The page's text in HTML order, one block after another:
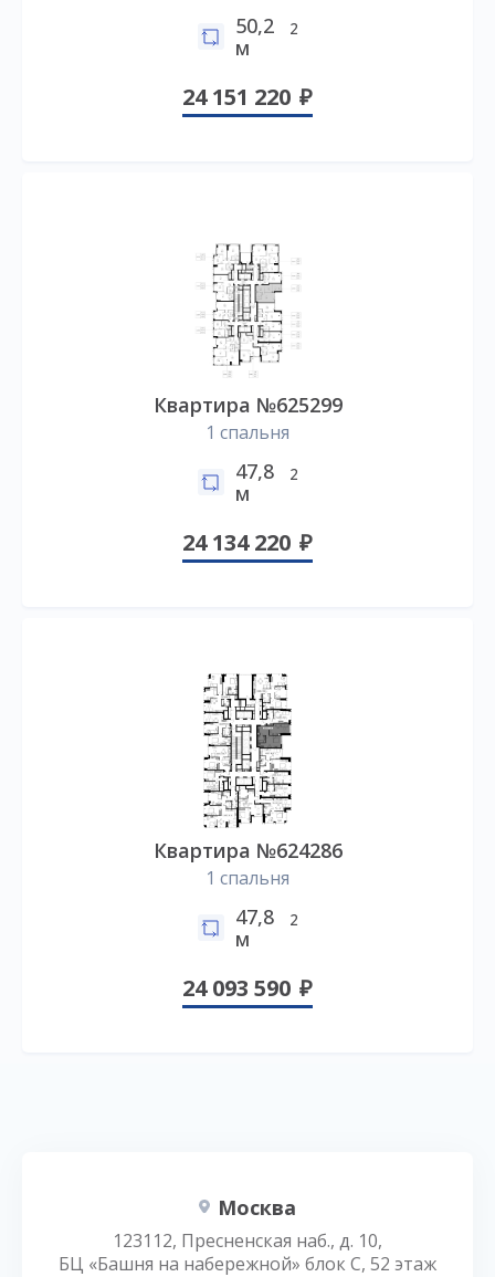
50,2
м
2
24 151 220
Квартира №625299
1 спальня
47,8
м
2
24 134 220
Квартира №624286
1 спальня
47,8
м
2
24 093 590
Москва
123112, Пресненская наб., д. 10,
БЦ «Башня на набережной» блок С, 52 этаж